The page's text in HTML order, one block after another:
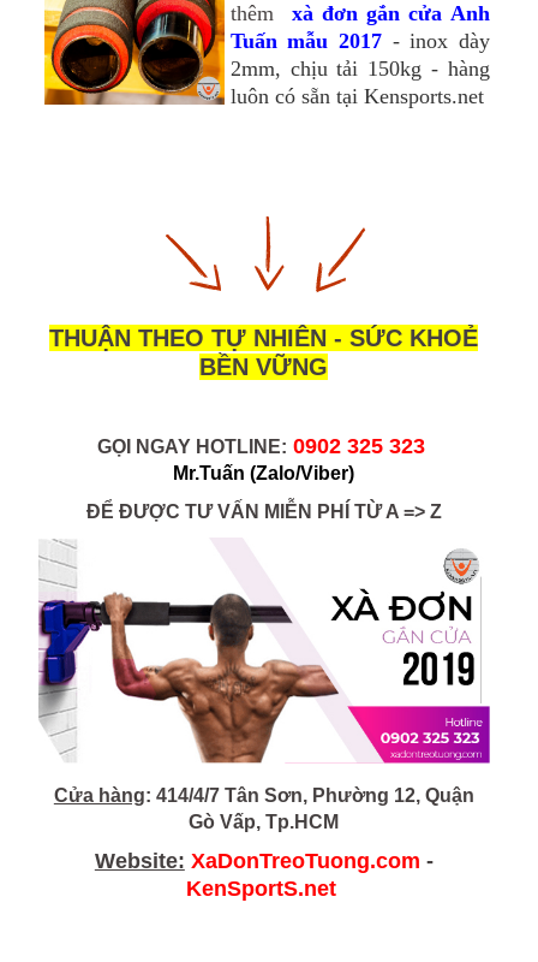
thêm
xà đơn gắn cửa Anh
Tuấn mẫu 2017 - inox dày
2mm, chịu tải 150kg - hàng
luôn có sẵn tại Kensports.net
THUẬN THEO TỰ NHIÊN - SỨC KHOẺ
BỀN VỮNG
GỌI NGAY HOTLINE: 0902 325 323
Mr.Tuấn (Zalo/Viber)
ĐỂ ĐƯỢC TƯ VẤN MIỄN PHÍ TỪ A => Z
Cửa hàng: 414/4/7 Tân Sơn, Phường 12, Quận
Gò Vấp, Tp.HCM
Website: XaDonTreoTuong.com -
KenSportS.net